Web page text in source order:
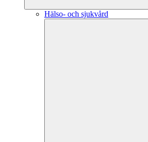
Hälso- och sjukvård